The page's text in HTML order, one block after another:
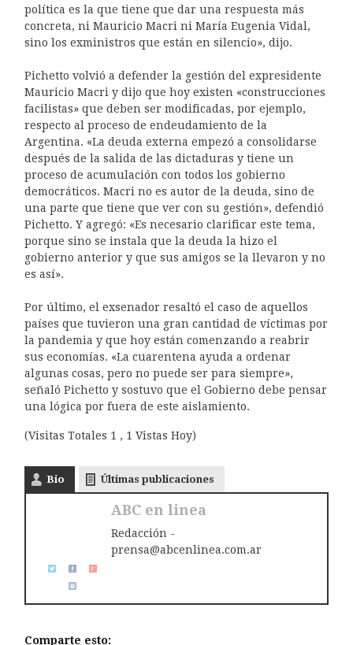
política es la que tiene que dar una respuesta más
concreta, ni Mauricio Macri ni María Eugenia Vidal,
sino los exministros que están en silencio», dijo.
Pichetto volvió a defender la gestión del expresidente
Mauricio Macri y dijo que hoy existen «construcciones
facilistas» que deben ser modificadas, por ejemplo,
respecto al proceso de endeudamiento de la
Argentina. «La deuda externa empezó a consolidarse
después de la salida de las dictaduras y tiene un
proceso de acumulación con todos los gobierno
democráticos. Macri no es autor de la deuda, sino de
una parte que tiene que ver con su gestión», defendió
Pichetto. Y agregó: «Es necesario clarificar este tema,
porque sino se instala que la deuda la hizo el
gobierno anterior y que sus amigos se la llevaron y no
es así».
Por último, el exsenador resaltó el caso de aquellos
países que tuvieron una gran cantidad de víctimas por
la pandemia y que hoy están comenzando a reabrir
sus economías. «La cuarentena ayuda a ordenar
algunas cosas, pero no puede ser para siempre»,
señaló Pichetto y sostuvo que el Gobierno debe pensar
una lógica por fuera de este aislamiento.
(Visitas Totales 1 , 1 Vistas Hoy)
Bio Últimas publicaciones
ABC en linea
Redacción -
prensa@abcenlinea.com.ar
Comparte esto: